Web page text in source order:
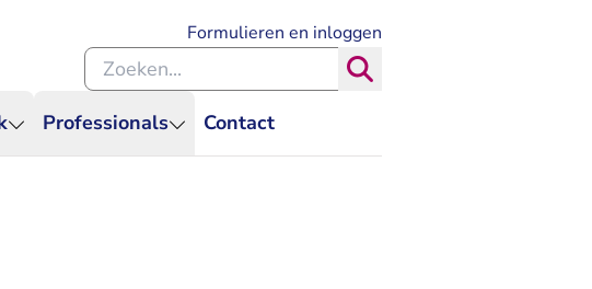
Professionals Contact
Formulieren en inloggen
Zoeken binnen de Rechtspraak